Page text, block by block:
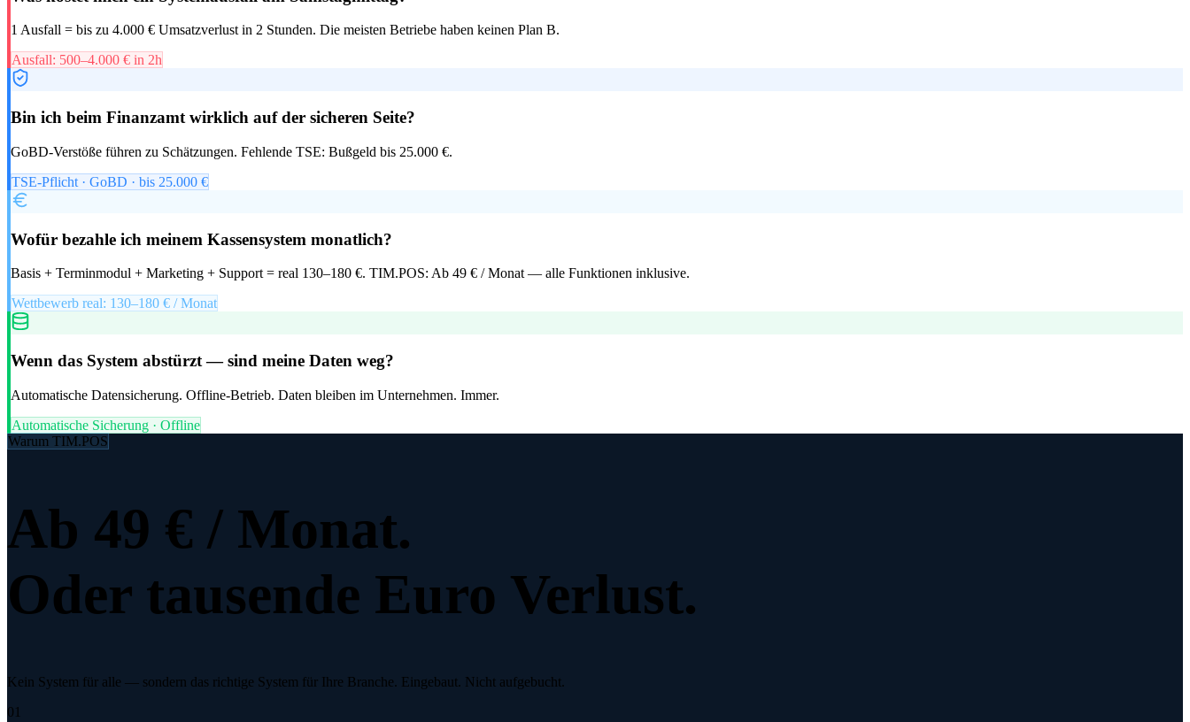
1 Ausfall = bis zu 4.000 € Umsatzverlust in 2 Stunden. Die meisten Betriebe haben keinen Plan B.
Ausfall: 500–4.000 € in 2h
Bin ich beim Finanzamt wirklich auf der sicheren Seite?
GoBD-Verstöße führen zu Schätzungen. Fehlende TSE: Bußgeld bis 25.000 €.
TSE-Pflicht · GoBD · bis 25.000 €
Wofür bezahle ich meinem Kassensystem monatlich?
Basis + Terminmodul + Marketing + Support = real 130–180 €. TIM.POS: Ab 49 € / Monat — alle Funktionen inklusive.
Wettbewerb real: 130–180 € / Monat
Wenn das System abstürzt — sind meine Daten weg?
Automatische Datensicherung. Offline-Betrieb. Daten bleiben im Unternehmen. Immer.
Automatische Sicherung · Offline
Warum TIM.POS
Ab 49 € / Monat.
Oder tausende Euro Verlust.
Kein System für alle — sondern das richtige System für Ihre Branche. Eingebaut. Nicht aufgebucht.
01